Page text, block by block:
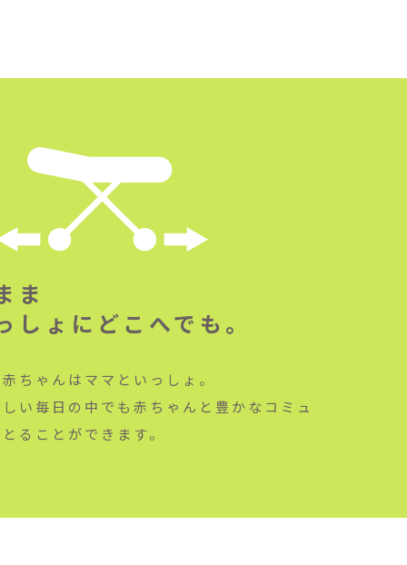
ま
しょにどこへでも。
ちゃんはママといっしょ。
い毎日の中でも赤ちゃんと豊かなコミュ
ることができます。